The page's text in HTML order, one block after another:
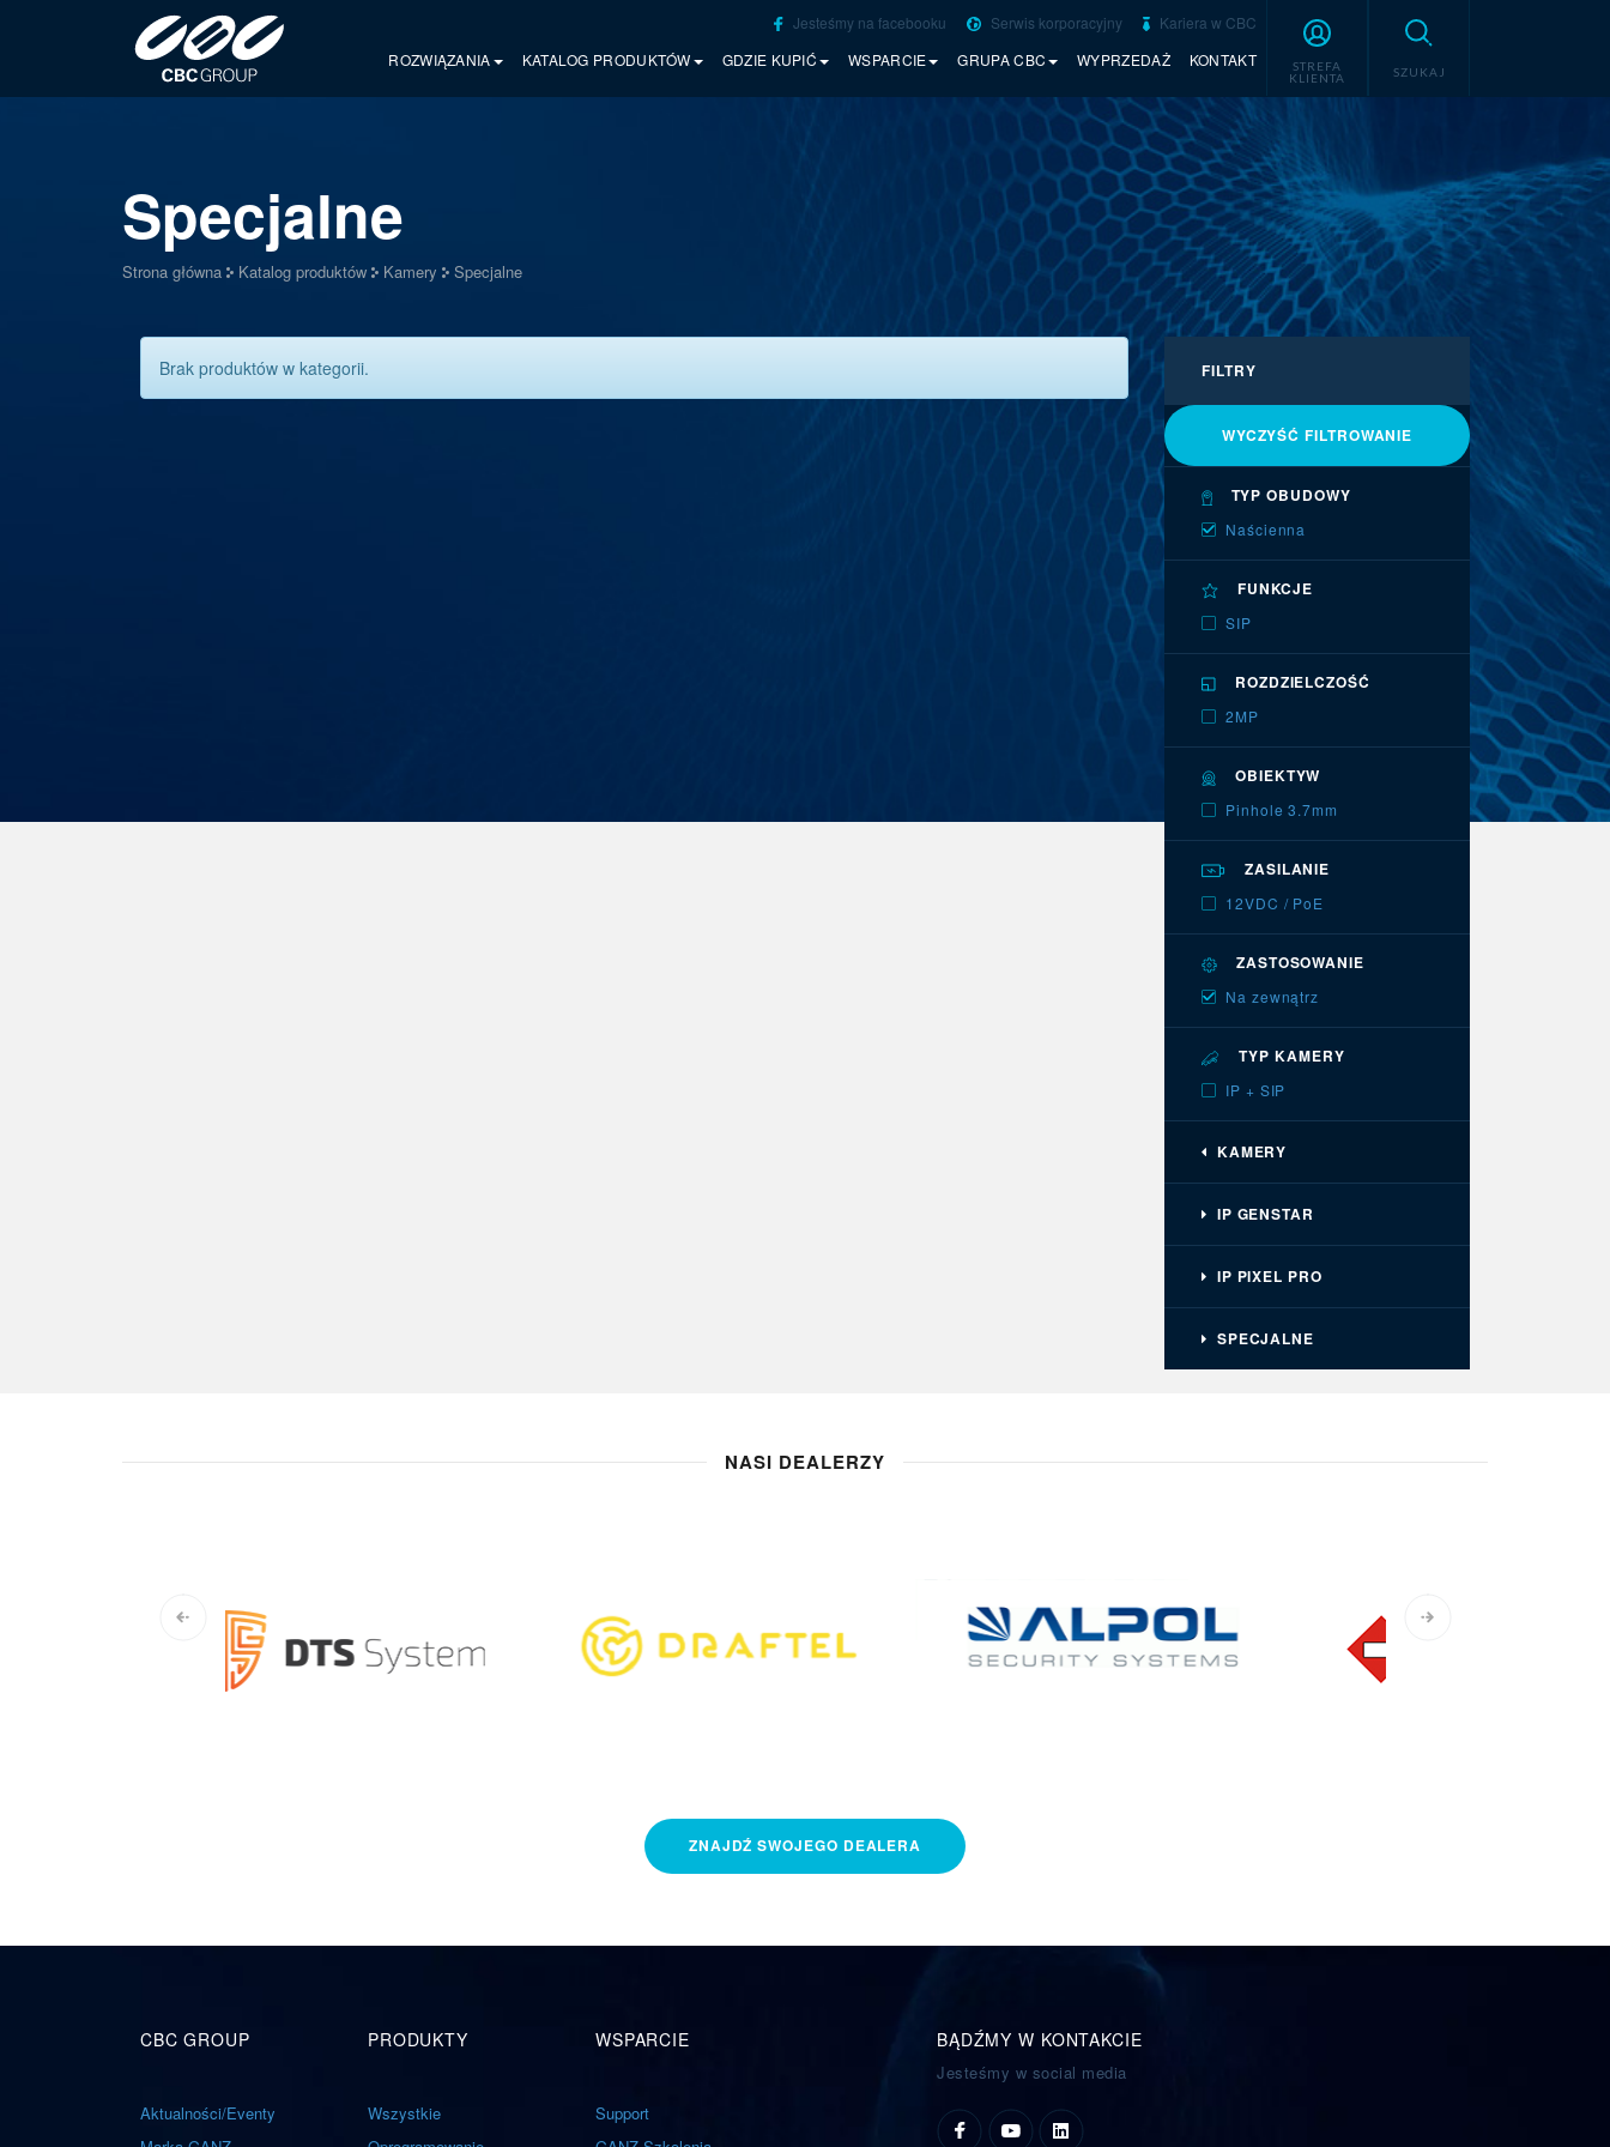
Jesteśmy na facebooku Serwis korporacyjny
Kariera w CBC
ROZWIĄZANIA
KATALOG PRODUKTÓW GDZIE KUPIĆ WSPARCIE GRUPA CBC WYPRZEDAŻ KONTAKT
STREFA
KLIENTA
SZUKAJ
Specjalne
Strona główna Katalog produktów Kamery Specjalne
FILTRY
WYCZYŚĆ FILTROWANIE
TYP OBUDOWY
Naścienna
FUNKCJE
SIP
ROZDZIELCZOŚĆ
2MP
OBIEKTYW
Pinhole 3.7mm
ZASILANIE
12VDC / PoE
ZASTOSOWANIE
Na zewnątrz
TYP KAMERY
IP + SIP
KAMERY
IP GENSTAR
IP PIXEL PRO
SPECJALNE
Brak produktów w kategorii.
NASI DEALERZY
ZNAJDŹSWOJEGO DEALERA
CBC GROUP
Aktualności/Eventy
PRODUKTY
Wszystkie
WSPARCIE
Support
BĄDŹMY W KONTAKCIE
Jesteśmy w social media